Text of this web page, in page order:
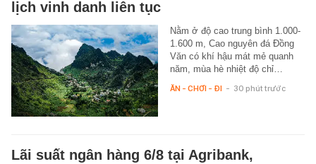
lịch vinh danh liên tục
Nằm ở độ cao trung bình 1.000-
1.600 m, Cao nguyên đá Đồng
Văn có khí hậu mát mẻ quanh
năm, mùa hè nhiệt độ chỉ…
ĂN - CHƠI - ĐI - 30 phút trước
Lãi suất ngân hàng 6/8 tại Agribank,